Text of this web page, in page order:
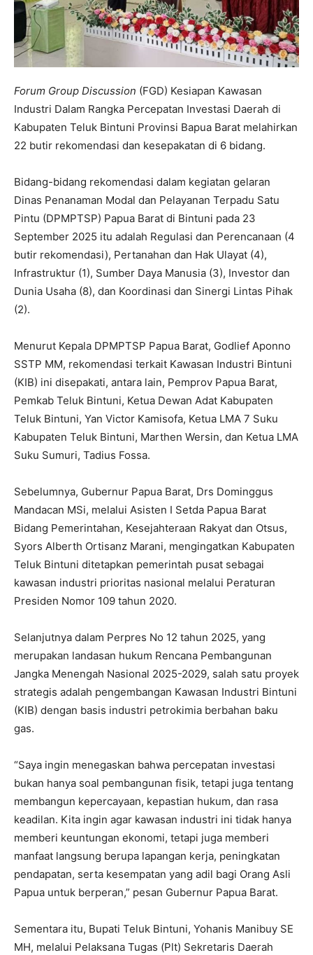
Forum Group Discussion (FGD) Kesiapan Kawasan
Industri Dalam Rangka Percepatan Investasi Daerah di
Kabupaten Teluk Bintuni Provinsi Bapua Barat melahirkan
22 butir rekomendasi dan kesepakatan di 6 bidang.
Bidang-bidang rekomendasi dalam kegiatan gelaran
Dinas Penanaman Modal dan Pelayanan Terpadu Satu
Pintu (DPMPTSP) Papua Barat di Bintuni pada 23
September 2025 itu adalah Regulasi dan Perencanaan (4
butir rekomendasi), Pertanahan dan Hak Ulayat (4),
Infrastruktur (1), Sumber Daya Manusia (3), Investor dan
Dunia Usaha (8), dan Koordinasi dan Sinergi Lintas Pihak
(2).
Menurut Kepala DPMPTSP Papua Barat, Godlief Aponno
SSTP MM, rekomendasi terkait Kawasan Industri Bintuni
(KIB) ini disepakati, antara lain, Pemprov Papua Barat,
Pemkab Teluk Bintuni, Ketua Dewan Adat Kabupaten
Teluk Bintuni, Yan Victor Kamisofa, Ketua LMA 7 Suku
Kabupaten Teluk Bintuni, Marthen Wersin, dan Ketua LMA
Suku Sumuri, Tadius Fossa.
Sebelumnya, Gubernur Papua Barat, Drs Dominggus
Mandacan MSi, melalui Asisten I Setda Papua Barat
Bidang Pemerintahan, Kesejahteraan Rakyat dan Otsus,
Syors Alberth Ortisanz Marani, mengingatkan Kabupaten
Teluk Bintuni ditetapkan pemerintah pusat sebagai
kawasan industri prioritas nasional melalui Peraturan
Presiden Nomor 109 tahun 2020.
Selanjutnya dalam Perpres No 12 tahun 2025, yang
merupakan landasan hukum Rencana Pembangunan
Jangka Menengah Nasional 2025-2029, salah satu proyek
strategis adalah pengembangan Kawasan Industri Bintuni
(KIB) dengan basis industri petrokimia berbahan baku
gas.
“Saya ingin menegaskan bahwa percepatan investasi
bukan hanya soal pembangunan fisik, tetapi juga tentang
membangun kepercayaan, kepastian hukum, dan rasa
keadilan. Kita ingin agar kawasan industri ini tidak hanya
memberi keuntungan ekonomi, tetapi juga memberi
manfaat langsung berupa lapangan kerja, peningkatan
pendapatan, serta kesempatan yang adil bagi Orang Asli
Papua untuk berperan,” pesan Gubernur Papua Barat.
Sementara itu, Bupati Teluk Bintuni, Yohanis Manibuy SE
MH, melalui Pelaksana Tugas (Plt) Sekretaris Daerah